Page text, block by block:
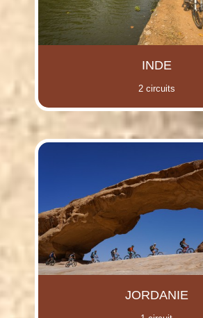
INDE
2 circuits
JORDANIE